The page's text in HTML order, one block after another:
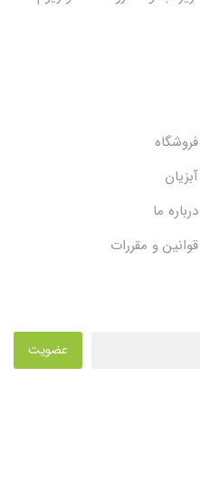
فروشگاه
آبزیان
درباره ما
قوانین و مقررات
عضویت